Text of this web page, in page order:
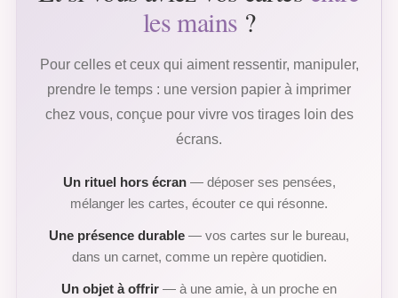
les mains ?
Pour celles et ceux qui aiment ressentir, manipuler,
prendre le temps : une version papier à imprimer
chez vous, conçue pour vivre vos tirages loin des
écrans.
Un rituel hors écran— déposer ses pensées,
mélanger les cartes, écouter ce qui résonne.
Une présence durable — vos cartes sur le bureau,
dans un carnet, comme un repère quotidien.
Un objet à offrir — à une amie, à un proche en